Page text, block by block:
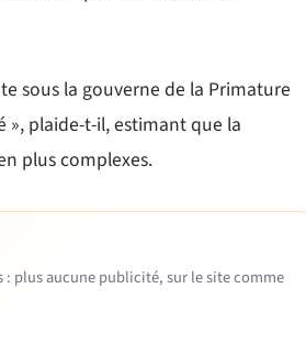
sous la gouverne de la Primature
plaide-t-il, estimant que la
plus complexes.
: plus aucune publicité, sur le site comme